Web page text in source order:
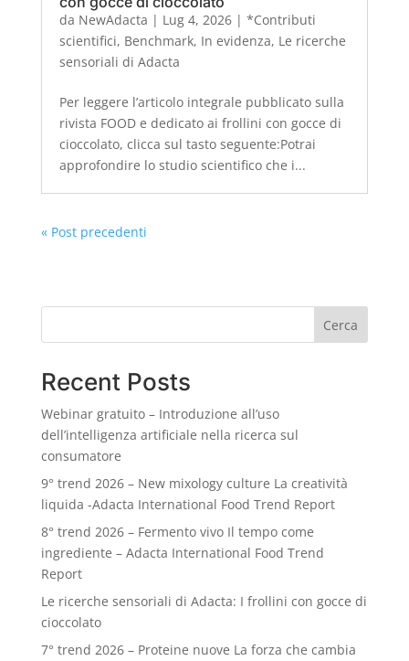
da NewAdacta | Lug 4, 2026| *Contributi
scientifici, Benchmark, In evidenza, Le ricerche
sensoriali di Adacta
Per leggere l’articolo integrale pubblicato sulla
rivista FOOD e dedicato ai frollini con gocce di
cioccolato, clicca sul tasto seguente:Potrai
approfondire lo studio scientifico che i...
« Post precedenti
Cerca
Recent Posts
Webinar gratuito – Introduzione all’uso
dell’intelligenza artificiale nella ricerca sul
consumatore
9° trend 2026 – New mixology culture La creatività
liquida -Adacta International Food Trend Report
8° trend 2026 – Fermento vivo Il tempo come
ingrediente – Adacta International Food Trend
Report
Le ricerche sensoriali di Adacta: I frollini con gocce di
cioccolato
7° trend 2026 – Proteine nuove La forza che cambia